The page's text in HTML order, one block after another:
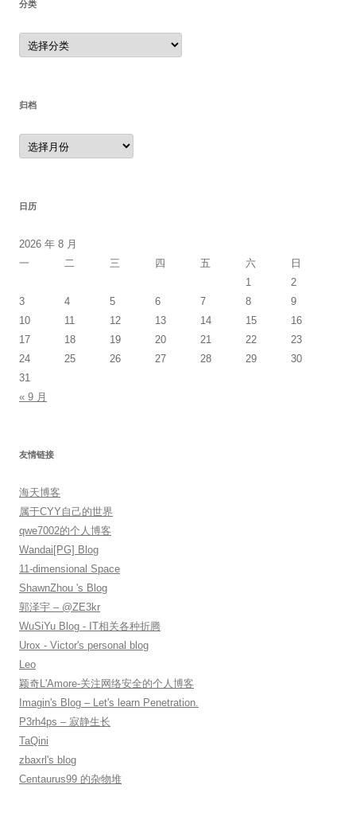
分类
分
类
归档
归
档
日历
2026 年 8 月
一
二 三 四 五 六
日
1
2
3
4 5 6 7 8
9
10
11 12 13 14 15
16
17
18 19 20 21 22
23
24
25 26 27 28 29
30
31
« 9 月
友情链接
海天博客
属于CYY自己的世界
qwe7002的个人博客
Wandai[PG] Blog
11-dimensional Space
ShawnZhou 's Blog
郭泽宇 – @ZE3kr
WuSiYu Blog - IT相关各种折腾
Urox - Victor's personal blog
Leo
颖奇L'Amore-关注网络安全的个人博客
Imagin's Blog – Let's learn Penetration.
P3rh4ps – 寂静生长
TaQini
zbaxrl's blog
Centaurus99 的杂物堆